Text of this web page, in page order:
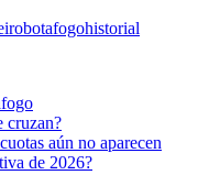
botafogohistorial
cruzan?
aún no aparecen
de 2026?